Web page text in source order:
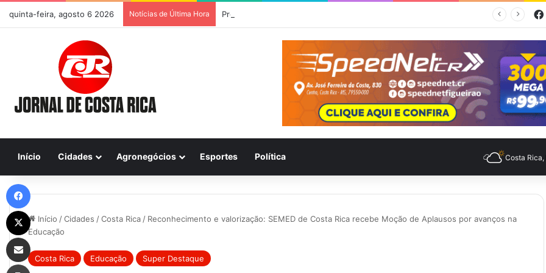
quinta-feira, agosto 6 2026 Notícias de Última Hora Previsão do Tempo para Costa Rica nesta quinta-feira (6)
Início Cidades Agronegócios Esportes Política Costa Rica,
Início /Cidades /Costa Rica / Reconhecimento e valorização: SEMED de Costa Rica recebe Moção de Aplausos por avanços na
Educação
Costa Rica Educação Super Destaque
Compartilhar via e-mail
Imprimir